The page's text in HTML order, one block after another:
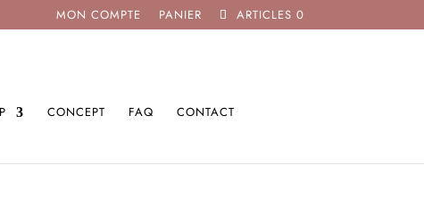
MON COMPTE PANIER ARTICLES 0
CONCEPT FAQ CONTACT